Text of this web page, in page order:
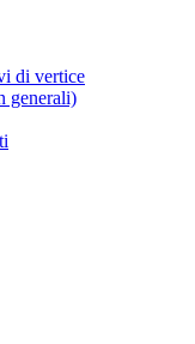
di vertice
generali)